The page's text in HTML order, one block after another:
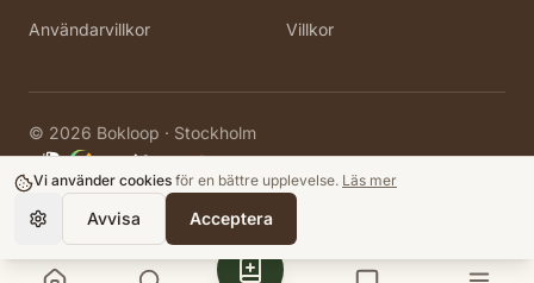
Användarvillkor Villkor
© 2026 Bokloop · Stockholm
Vi använder cookies för en bättre upplevelse. Läs mer
Avvisa Acceptera